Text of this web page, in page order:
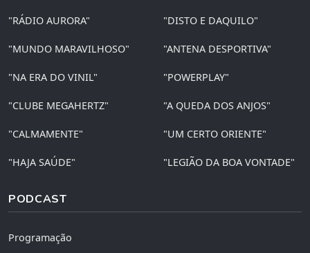
"RÁDIO AURORA" "DISTO E DAQUILO"
"MUNDO MARAVILHOSO" "ANTENA DESPORTIVA"
"NA ERA DO VINIL" "POWERPLAY"
"CLUBE MEGAHERTZ" "A QUEDA DOS ANJOS"
"CALMAMENTE" "UM CERTO ORIENTE"
"HAJA SAÚDE" "LEGIÃO DA BOA VONTADE"
PODCAST
Programação